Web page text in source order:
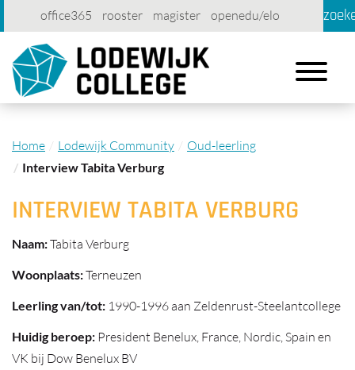
office365 rooster magister
openedu/elo
account
contact printen
Toggle
Home Lodewijk Community Oud-leerling
Interview Tabita Verburg
INTERVIEW TABITA VERBURG
Naam:Tabita Verburg
Woonplaats:Terneuzen
Leerling van/tot: 1990-1996 aan Zeldenrust-Steelantcollege
Huidig beroep: President Benelux, France, Nordic, Spain en
VK bij Dow Benelux BV